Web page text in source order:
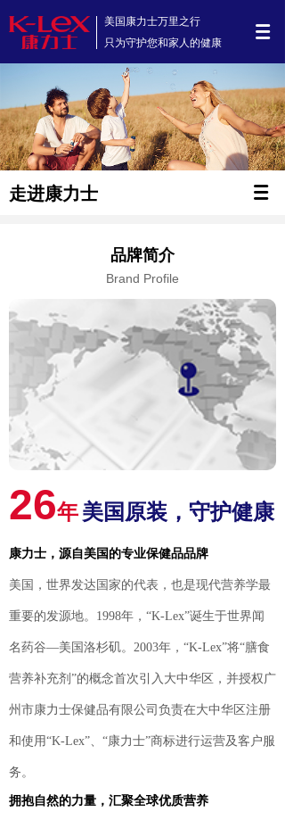
美国康力士万里之行
只为守护您和家人的健康
走进康力士
品牌简介
Brand Profile
26年美国原装，守护健康
康力士，源自美国的专业保健品品牌
美国，世界发达国家的代表，也是现代营养学最
重要的发源地。1998年，“K-Lex”诞生于世界闻
名药谷—美国洛杉矶。2003年，“K-Lex”将“膳食
营养补充剂”的概念首次引入大中华区，并授权广
州市康力士保健品有限公司负责在大中华区注册
和使用“K-Lex”、“康力士”商标进行运营及客户服
务。
拥抱自然的力量， 汇聚全球优质营养